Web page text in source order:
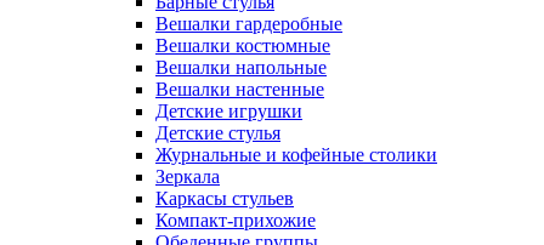
Вешалки гардеробные
Вешалки костюмные
Вешалки напольные
Вешалки настенные
Детские игрушки
Детские стулья
Журнальные и кофейные столики
Зеркала
Каркасы стульев
Компакт-прихожие